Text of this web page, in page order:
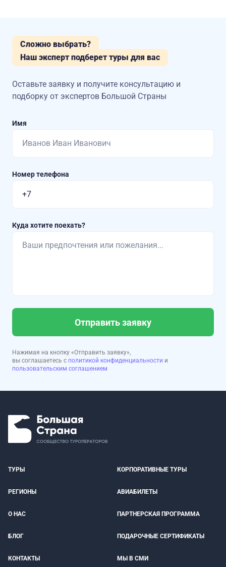
Сложно выбрать?
Наш эксперт подберет туры для вас
Оставьте заявку и получите консультацию и
подборку от экспертов Большой Страны
Имя
Номер телефона
Куда хотите поехать?
Отправить заявку
Нажимая на кнопку «Отправить заявку»,
вы соглашаетесь с политикой конфиденциальности и
пользовательским соглашением
ТУРЫ КОРПОРАТИВНЫЕ ТУРЫ
РЕГИОНЫ АВИАБИЛЕТЫ
О НАС ПАРТНЕРСКАЯ ПРОГРАММА
БЛОГ ПОДАРОЧНЫЕ СЕРТИФИКАТЫ
КОНТАКТЫ МЫ В СМИ